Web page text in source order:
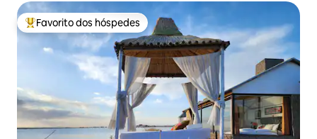
Favoritos dos hóspedes mais apreciados
Favorito dos hóspedes